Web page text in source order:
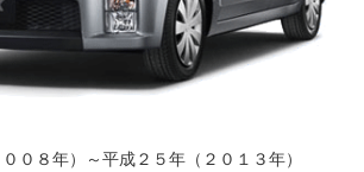
０８年）～平成２５年（２０１３年）